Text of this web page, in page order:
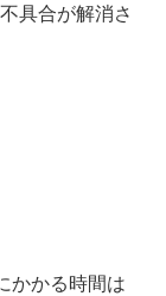
具合が解消さ
かかる時間は